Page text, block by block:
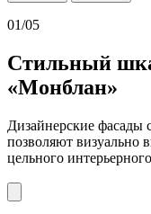
01/05
Стильный
«Монблан»
Дизайнерские фасады
позволяют визуально
цельного